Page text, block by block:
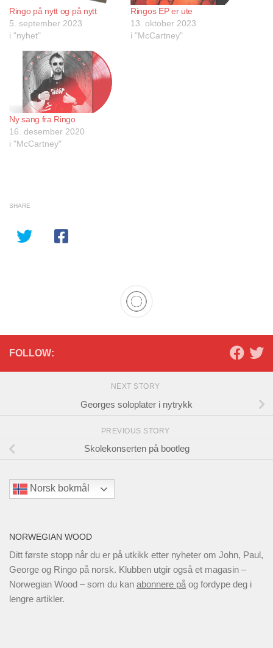
Ringo på nytt og på nytt
5. september 2023
i "nyhet"
Ringos EP er ute
13. oktober 2023
i "McCartney"
Ny sang fra Ringo
16. desember 2020
i "McCartney"
SHARE
FOLLOW:
NEXT STORY
Georges soloplater i nytrykk
PREVIOUS STORY
Skolekonserten på bootleg
Norsk bokmål
NORWEGIAN WOOD
Ditt første stopp når du er på utkikk etter nyheter om John, Paul,
George og Ringo på norsk. Klubben utgir også et magasin –
Norwegian Wood – som du kan abonnere på og fordype deg i
lengre artikler.